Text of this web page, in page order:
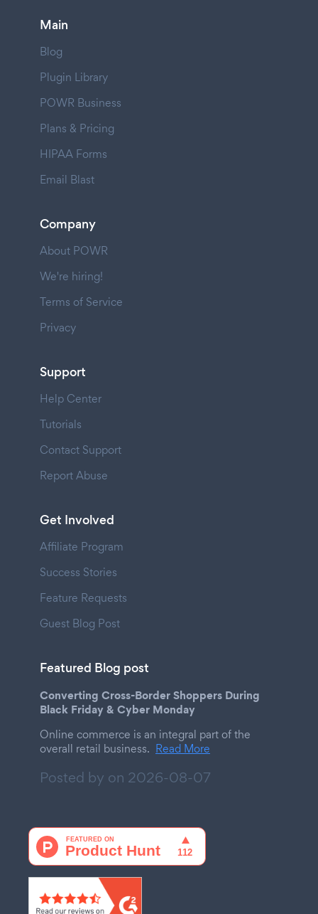
Main
Blog
Plugin Library
POWR Business
Plans & Pricing
HIPAA Forms
Email Blast
Company
About POWR
We're hiring!
Terms of Service
Privacy
Support
Help Center
Tutorials
Contact Support
Report Abuse
Get Involved
Affiliate Program
Success Stories
Feature Requests
Guest Blog Post
Featured Blog post
Converting Cross-Border Shoppers During
Black Friday & Cyber Monday
Online commerce is an integral part of the
overall retail business. Read More
Posted by on 2026-08-07